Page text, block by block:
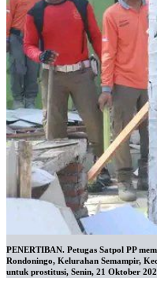
PENERTIBAN. Petugas Satpol PP
Rondoningo, Kelurahan Semampir,
untuk prostitusi, Senin, 21 Oktober